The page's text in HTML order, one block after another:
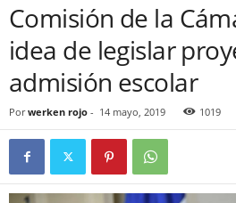
Comisión de la
idea de legislar
admisión escolar
Por werken rojo - 14 mayo, 2019 1019